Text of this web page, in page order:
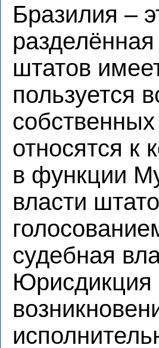
Бразилия –
штатов
пользуется
относятся к
в функции
власти
судебная
Юрисдикция